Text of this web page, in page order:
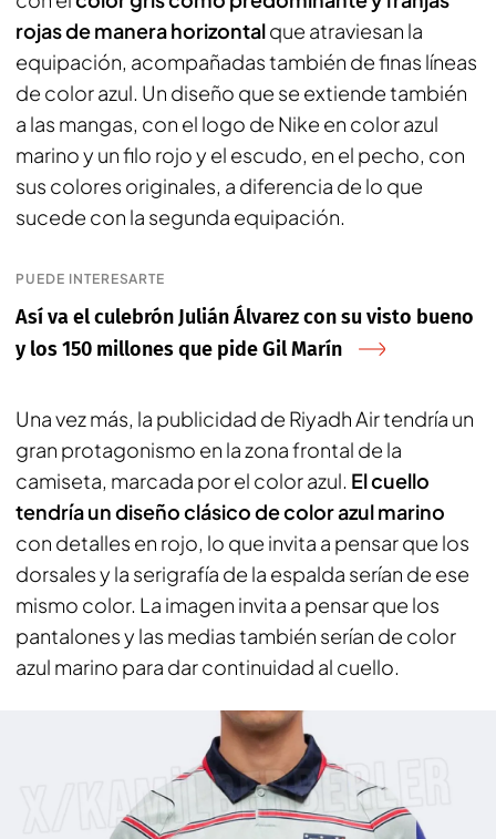
rojas de manera horizontalque atraviesan la
equipación, acompañadas también de finas líneas
de color azul. Un diseño que se extiende también
a las mangas, con el logo de Nike en color azul
marino y un filo rojo y el escudo, en el pecho, con
sus colores originales, a diferencia de lo que
sucede con la segunda equipación.
PUEDE INTERESARTE
Así va el culebrón Julián Álvarez con su visto bueno
y los 150 millones que pide Gil Marín
Una vez más, la publicidad de Riyadh Air tendría un
gran protagonismo en la zona frontal de la
camiseta, marcada por el color azul. El cuello
tendría un diseño clásico de color azul marino
con detalles en rojo, lo que invita a pensar que los
dorsales y la serigrafía de la espalda serían de ese
mismo color. La imagen invita a pensar que los
pantalones y las medias también serían de color
azul marino para dar continuidad al cuello.